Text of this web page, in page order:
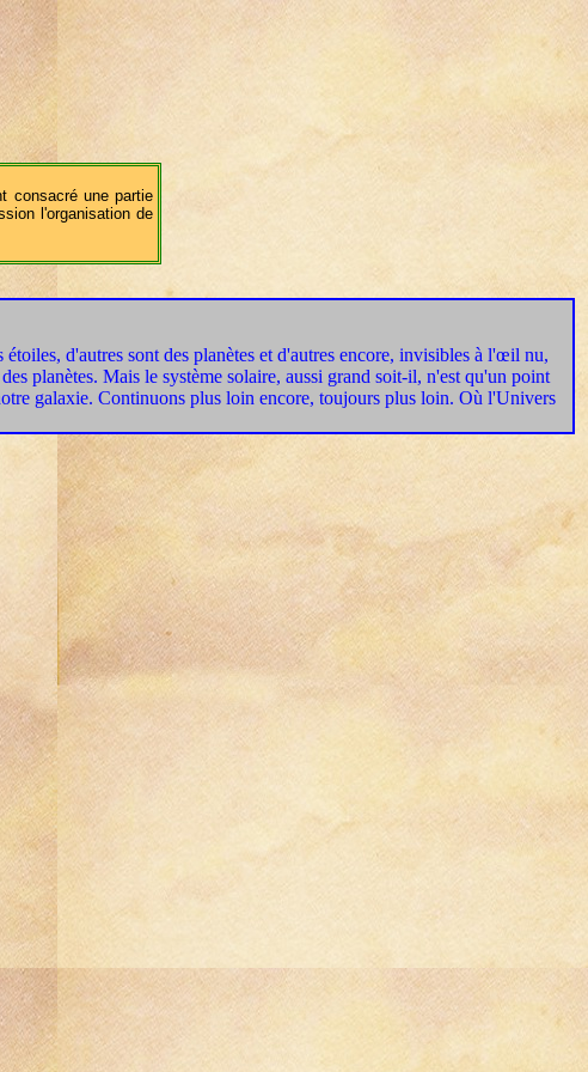
consacré une partie
l'organisation de
d'autres sont des planètes et d'autres encore, invisibles à l'œil nu,
planètes. Mais le système solaire, aussi grand soit-il, n'est qu'un point
galaxie. Continuons plus loin encore, toujours plus loin. Où l'Univers